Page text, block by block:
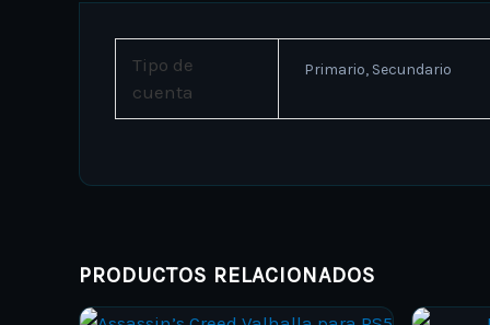
Tipo de
cuenta
Primario, Secundario
PRODUCTOS RELACIONADOS